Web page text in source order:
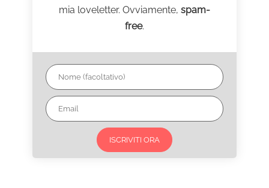
mia loveletter. Ovviamente, spam-
free.
ISCRIVITI ORA